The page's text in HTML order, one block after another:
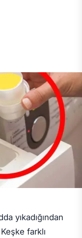
yıkadığından
farklı